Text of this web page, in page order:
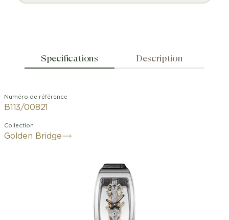
Specifications Description
Numéro de référence
B113/00821
Collection
Golden Bridge